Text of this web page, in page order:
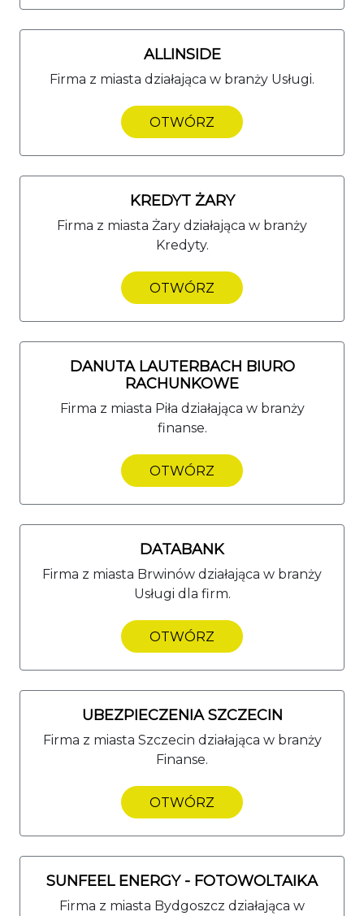
ALLINSIDE
Firma z miasta działająca w branży Usługi.
OTWÓRZ
KREDYT ŻARY
Firma z miasta Żary działająca w branży
Kredyty.
OTWÓRZ
DANUTA LAUTERBACH BIURO
RACHUNKOWE
Firma z miasta Piła działająca w branży
finanse.
OTWÓRZ
DATABANK
Firma z miasta Brwinów działająca w branży
Usługi dla firm.
OTWÓRZ
UBEZPIECZENIA SZCZECIN
Firma z miasta Szczecin działająca w branży
Finanse.
OTWÓRZ
SUNFEEL ENERGY - FOTOWOLTAIKA
Firma z miasta Bydgoszcz działająca w